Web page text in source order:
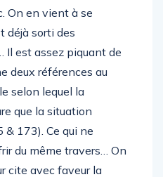
effets pervers de la
On en vient à se
déjà sorti des
Il est assez piquant de
deux références au
selon lequel la
que la situation
& 173). Ce qui ne
du même travers… On